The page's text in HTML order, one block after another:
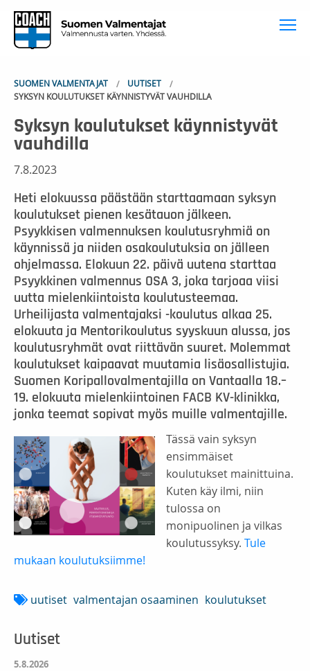
SUOMEN VALMENTAJAT
UUTISET
SYKSYN KOULUTUKSET KÄYNNISTYVÄT VAUHDILLA
Syksyn koulutukset käynnistyvät
vauhdilla
7.8.2023
Heti elokuussa päästään starttaamaan syksyn
koulutukset pienen kesätauon jälkeen.
Psyykkisen valmennuksen koulutusryhmiä on
käynnissä ja niiden osakoulutuksia on jälleen
ohjelmassa. Elokuun 22. päivä uutena starttaa
Psyykkinen valmennus OSA 3, joka tarjoaa viisi
uutta mielenkiintoista koulutusteemaa.
Urheilijasta valmentajaksi -koulutus alkaa 25.
elokuuta ja Mentorikoulutus syyskuun alussa, jos
koulutusryhmät ovat riittävän suuret. Molemmat
koulutukset kaipaavat muutamia lisäosallistujia.
Suomen Koripallovalmentajilla on Vantaalla 18.–
19. elokuuta mielenkiintoinen FACB KV-klinikka,
jonka teemat sopivat myös muille valmentajille.
Tässä vain syksyn
ensimmäiset
koulutukset mainittuina.
Kuten käy ilmi, niin
tulossa on
monipuolinen ja vilkas
koulutussyksy. Tule
mukaan koulutuksiimme!
uutiset valmentajan osaaminen koulutukset
Uutiset
5.8.2026